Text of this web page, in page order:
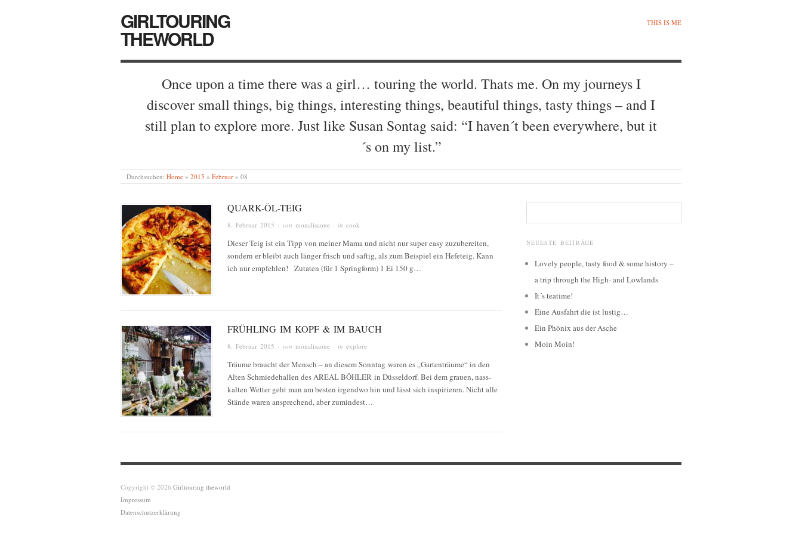
GIRLTOURING
THEWORLD
THIS IS ME
Once upon a time there was a girl… touring the world. Thats me. On my journeys I
discover small things, big things, interesting things, beautiful things, tasty things – and I
still plan to explore more. Just like Susan Sontag said: “I haven´t been everywhere, but it
´s on my list.”
Durchsuchen: Home » 2015 » Februar » 08
QUARK-ÖL-TEIG
8. Februar 2015 · von monalisaone · in cook
Dieser Teig ist ein Tipp von meiner Mama und nicht nur super easy zuzubereiten,
sondern er bleibt auch länger frisch und saftig, als zum Beispiel ein Hefeteig. Kann
ich nur empfehlen! Zutaten (für 1 Springform) 1 Ei 150 g…
FRÜHLING IM KOPF & IM BAUCH
8. Februar 2015 · von monalisaone · in explore
Träume braucht der Mensch – an diesem Sonntag waren es „Gartenträume“ in den
Alten Schmiedehallen des AREAL BÖHLER in Düsseldorf. Bei dem grauen, nass-
kalten Wetter geht man am besten irgendwo hin und lässt sich inspirieren. Nicht alle
Stände waren ansprechend, aber zumindest…
NEUESTE BEITRÄGE
Lovely people, tasty food & some history –
a trip through the High- and Lowlands
It´s teatime!
Eine Ausfahrt die ist lustig…
Ein Phönix aus der Asche
Moin Moin!
Copyright © 2026 Girltouring theworld
Impressum
Datenschutzerklärung